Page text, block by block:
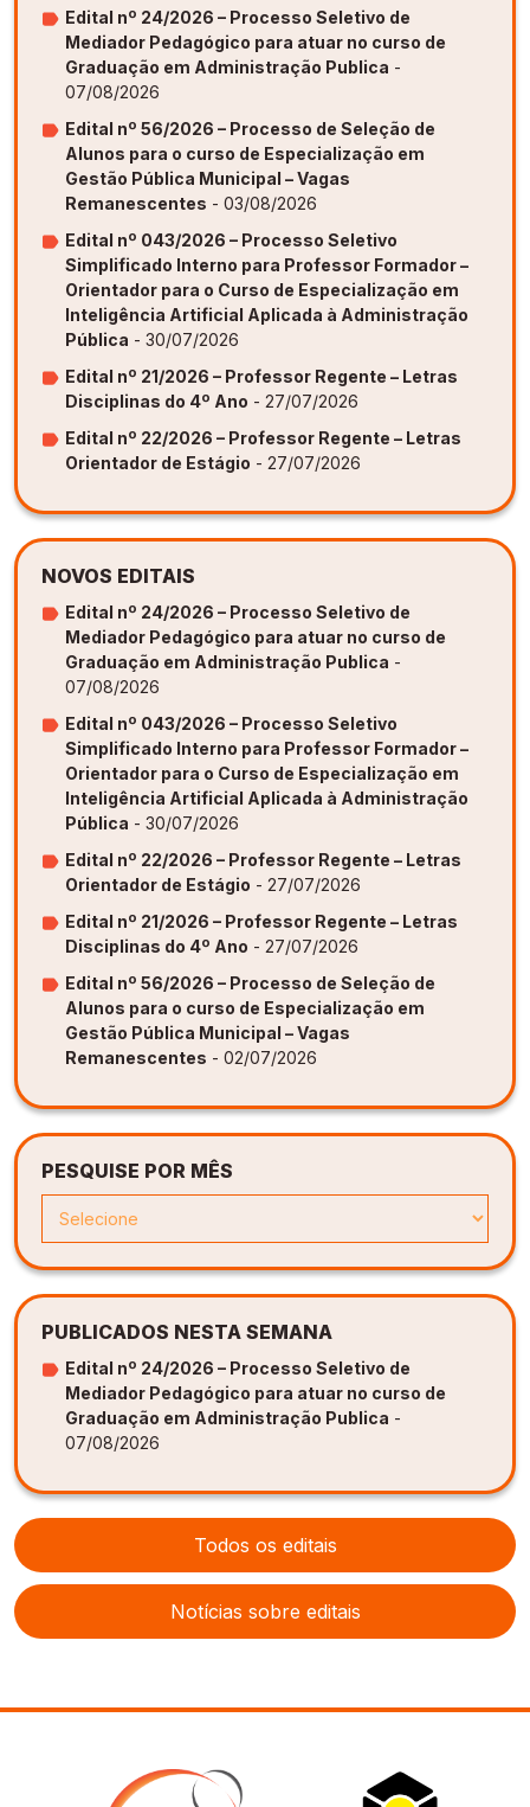
Edital nº 24/2026 – Processo Seletivo de
Mediador Pedagógico para atuar no curso de
Graduação em Administração Publica -
07/08/2026
Edital nº 56/2026 – Processo de Seleção de
Alunos para o curso de Especialização em
Gestão Pública Municipal – Vagas
Remanescentes - 03/08/2026
Edital nº 043/2026 – Processo Seletivo
Simplificado Interno para Professor Formador –
Orientador para o Curso de Especialização em
Inteligência Artificial Aplicada à Administração
Pública - 30/07/2026
Edital nº 21/2026 – Professor Regente – Letras
Disciplinas do 4º Ano - 27/07/2026
Edital nº 22/2026 – Professor Regente – Letras
Orientador de Estágio - 27/07/2026
NOVOS EDITAIS
Edital nº 24/2026 – Processo Seletivo de
Mediador Pedagógico para atuar no curso de
Graduação em Administração Publica -
07/08/2026
Edital nº 043/2026 – Processo Seletivo
Simplificado Interno para Professor Formador –
Orientador para o Curso de Especialização em
Inteligência Artificial Aplicada à Administração
Pública - 30/07/2026
Edital nº 22/2026 – Professor Regente – Letras
Orientador de Estágio - 27/07/2026
Edital nº 21/2026 – Professor Regente – Letras
Disciplinas do 4º Ano - 27/07/2026
Edital nº 56/2026 – Processo de Seleção de
Alunos para o curso de Especialização em
Gestão Pública Municipal – Vagas
Remanescentes - 02/07/2026
PESQUISE POR MÊS
PUBLICADOS NESTA SEMANA
Edital nº 24/2026 – Processo Seletivo de
Mediador Pedagógico para atuar no curso de
Graduação em Administração Publica -
07/08/2026
Todos os editais
Notícias sobre editais